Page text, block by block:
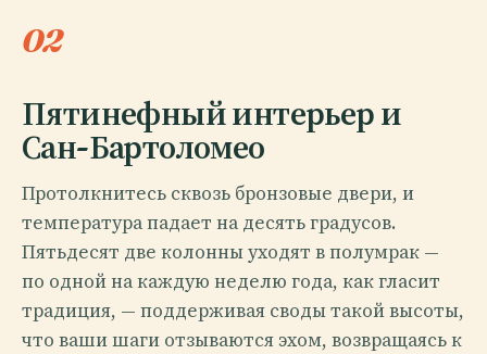
02
Пятинефный интерьер и
Сан-Бартоломео
Протолкнитесь сквозь бронзовые двери, и
температура падает на десять градусов.
Пятьдесят две колонны уходят в полумрак —
по одной на каждую неделю года, как гласит
традиция, — поддерживая своды такой высоты,
что ваши шаги отзываются эхом, возвращаясь к